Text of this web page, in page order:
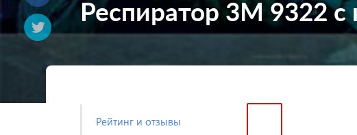
Респиратор 3M 9322 с
Рейтинг и отзывы